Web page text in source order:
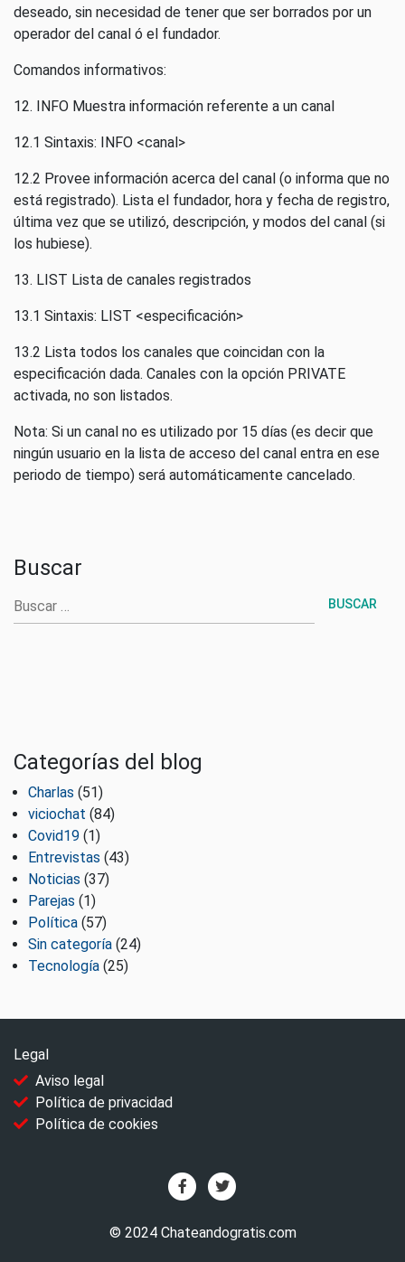
deseado, sin necesidad de tener que ser borrados por un
operador del canal ó el fundador.
Comandos informativos:
12. INFO Muestra información referente a un canal
12.1 Sintaxis: INFO <canal>
12.2 Provee información acerca del canal (o informa que no
está registrado). Lista el fundador, hora y fecha de registro,
última vez que se utilizó, descripción, y modos del canal (si
los hubiese).
13. LIST Lista de canales registrados
13.1 Sintaxis: LIST <especificación>
13.2 Lista todos los canales que coincidan con la
especificación dada. Canales con la opción PRIVATE
activada, no son listados.
Nota: Si un canal no es utilizado por 15 días (es decir que
ningún usuario en la lista de acceso del canal entra en ese
periodo de tiempo) será automáticamente cancelado.
Buscar
Categorías del blog
Charlas (51)
viciochat (84)
Covid19 (1)
Entrevistas (43)
Noticias (37)
Parejas (1)
Política (57)
Sin categoría (24)
Tecnología (25)
Legal
Aviso legal
Política de privacidad
Política de cookies
© 2024 Chateandogratis.com